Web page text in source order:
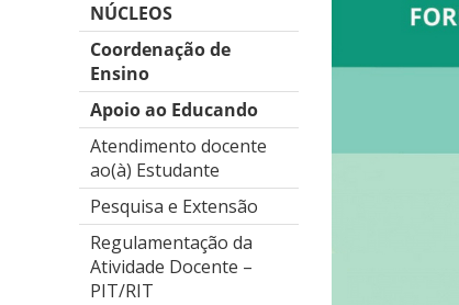
NÚCLEOS
Coordenação de
Ensino
Apoio ao Educando
Atendimento docente
ao(à) Estudante
Pesquisa e Extensão
Regulamentação da
Atividade Docente –
PIT/RIT